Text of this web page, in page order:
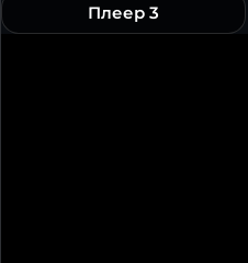
Плеер 3